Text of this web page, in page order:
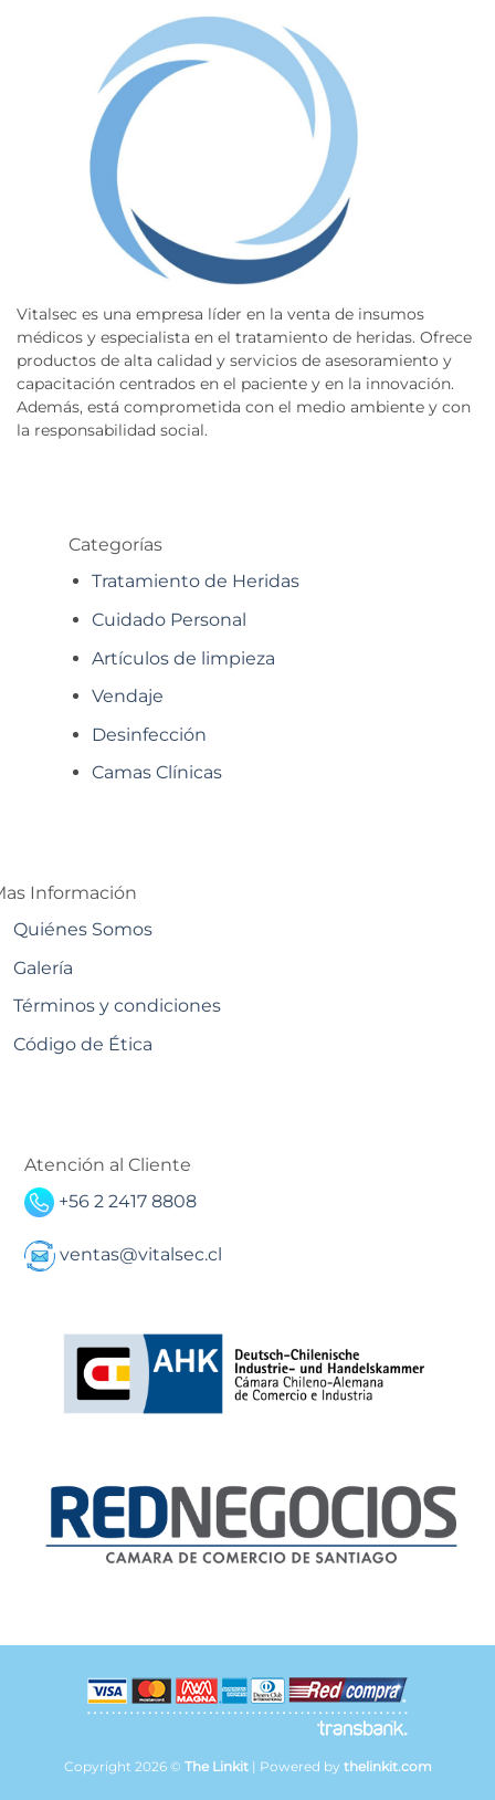
Vitalsec es una empresa líder en la venta de insumos
médicos y especialista en el tratamiento de heridas. Ofrece
productos de alta calidad y servicios de asesoramiento y
capacitación centrados en el paciente y en la innovación.
Además, está comprometida con el medio ambiente y con
la responsabilidad social.
Categorías
Tratamiento de Heridas
Cuidado Personal
Artículos de limpieza
Vendaje
Desinfección
Camas Clínicas
Información
Quiénes Somos
Galería
Términos y condiciones
Código de Ética
Atención al Cliente
+56 2 2417 8808
ventas@vitalsec.cl
Copyright 2026 © The Linkit| Powered by thelinkit.com